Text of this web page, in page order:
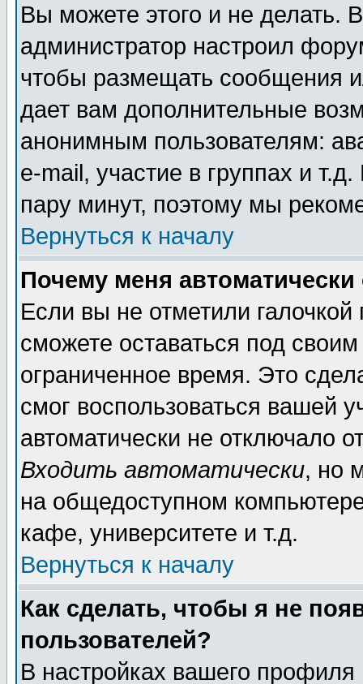
Вы можете этого и не делать.
администратор настроил
чтобы размещать сообщения
дает вам дополнительные
анонимным пользователям:
e-mail, участие в группах и
пару минут, поэтому мы
Вернуться к началу
Почему меня автоматически
Если вы не отметили галочкой
сможете оставаться под
ограниченное время. Это
смог воспользоваться вашей
автоматически не отключало
Входить автоматически, но
на общедоступном
кафе, университете и т.д.
Вернуться к началу
Как сделать, чтобы я не
пользователей?
В настройках вашего